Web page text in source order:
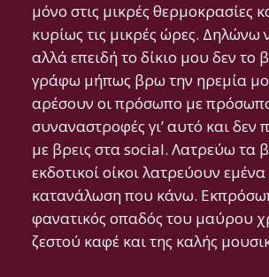
μόνο στις μικρές θερμοκρασίες
κυρίως τις μικρές ώρες. Δηλώνω
αλλά επειδή το δίκιο μου δεν το
γράφω μήπως βρω την ηρεμία
αρέσουν οι πρόσωπο με
συναναστροφές γι’ αυτό και δεν
με βρεις στα social. Λατρεύω τα
εκδοτικοί οίκοι λατρεύουν εμένα
κατανάλωση που κάνω.
φανατικός οπαδός του μαύρου
ζεστού καφέ και της καλής